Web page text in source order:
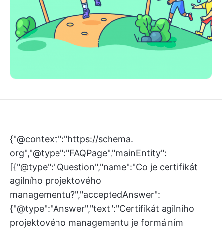
{"@context":"https://schema.
org","@type":"FAQPage","mainEntity":
[{"@type":"Question","name":"Co je certifikát
agilního projektového
managementu?","acceptedAnswer":
{"@type":"Answer","text":"Certifikát agilního
projektového managementu je formálním